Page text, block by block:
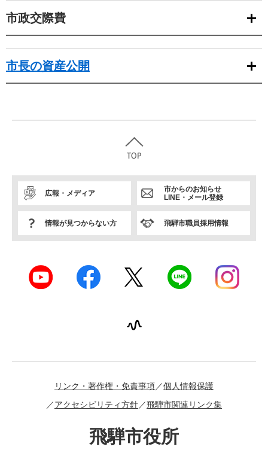
市政交際費
市長の資産公開
広報・メディア
市からのお知らせ
LINE・メール登録
情報が見つからない方 飛騨市職員採用情報
リンク・著作権・免責事項
個人情報保護
アクセシビリティ方針
飛騨市関連リンク集
飛騨市役所